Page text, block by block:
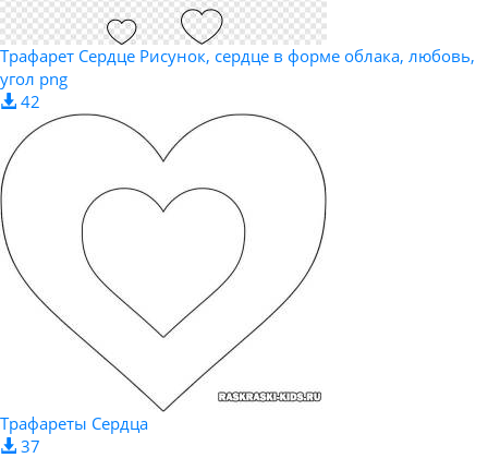
Трафарет Сердце Рисунок, сердце в форме облака, любовь,
угол png
42
Трафареты Сердца
37